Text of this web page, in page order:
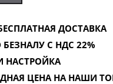
ДОСТАВКА
С НДС 22%
НАСТРОЙКА
ЦЕНА НА НАШИ